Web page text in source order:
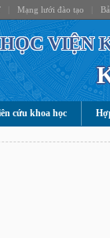
Mạng lưới đào tạo
HỌC VIỆN
cứu khoa học